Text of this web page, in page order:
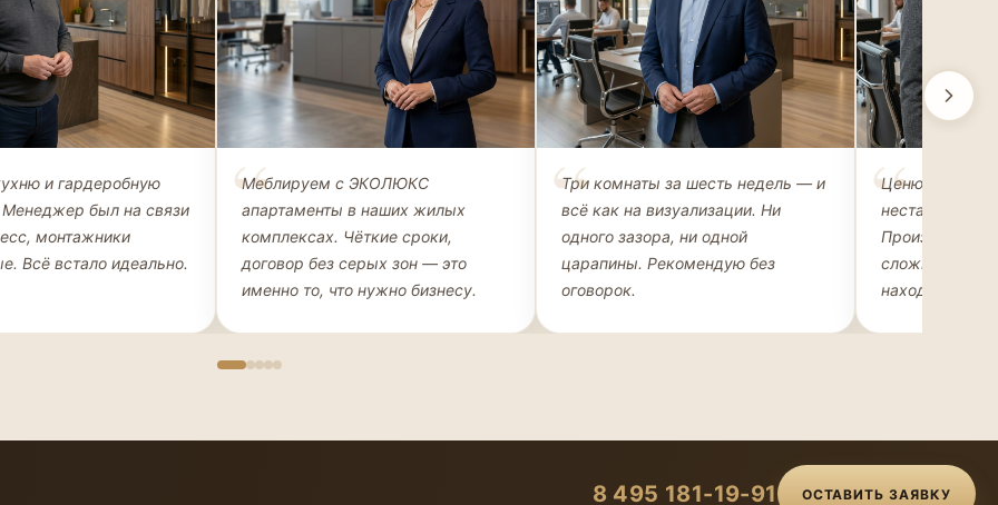
КУХНЯ +
и гардеробную
был на связи
монтажники
Всё встало идеально.
Наталья Морозова
ДИРЕКТОР, ООО «СТРОЙИНВЕСТ»
Меблируем с ЭКОЛЮКС
апартаменты в наших жилых
комплексах. Чёткие сроки,
договор без серых зон — это
именно то, что нужно бизнесу.
Михаил Захаров
ВЛАДЕЛЕЦ АПАРТАМЕНТОВ
Три комнаты за шесть недель — и
всё как на визуализации. Ни
одного зазора, ни одной
царапины. Рекомендую без
оговорок.
Ольга
АРХИТЕКТОР-
Ценю
Производство
сложные
находит
8 495 181-19-91 ОСТАВИТЬ ЗАЯВКУ